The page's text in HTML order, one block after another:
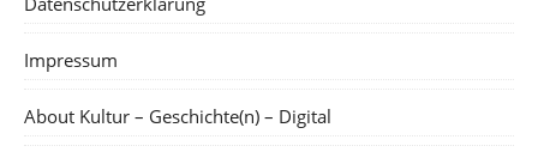
Impressum
About Kultur – Geschichte(n) – Digital